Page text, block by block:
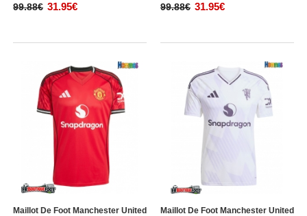
99.88€ 31.95€ 99.88€ 31.95€
Maillot De Foot Manchester United
Maillot De Foot Manchester United